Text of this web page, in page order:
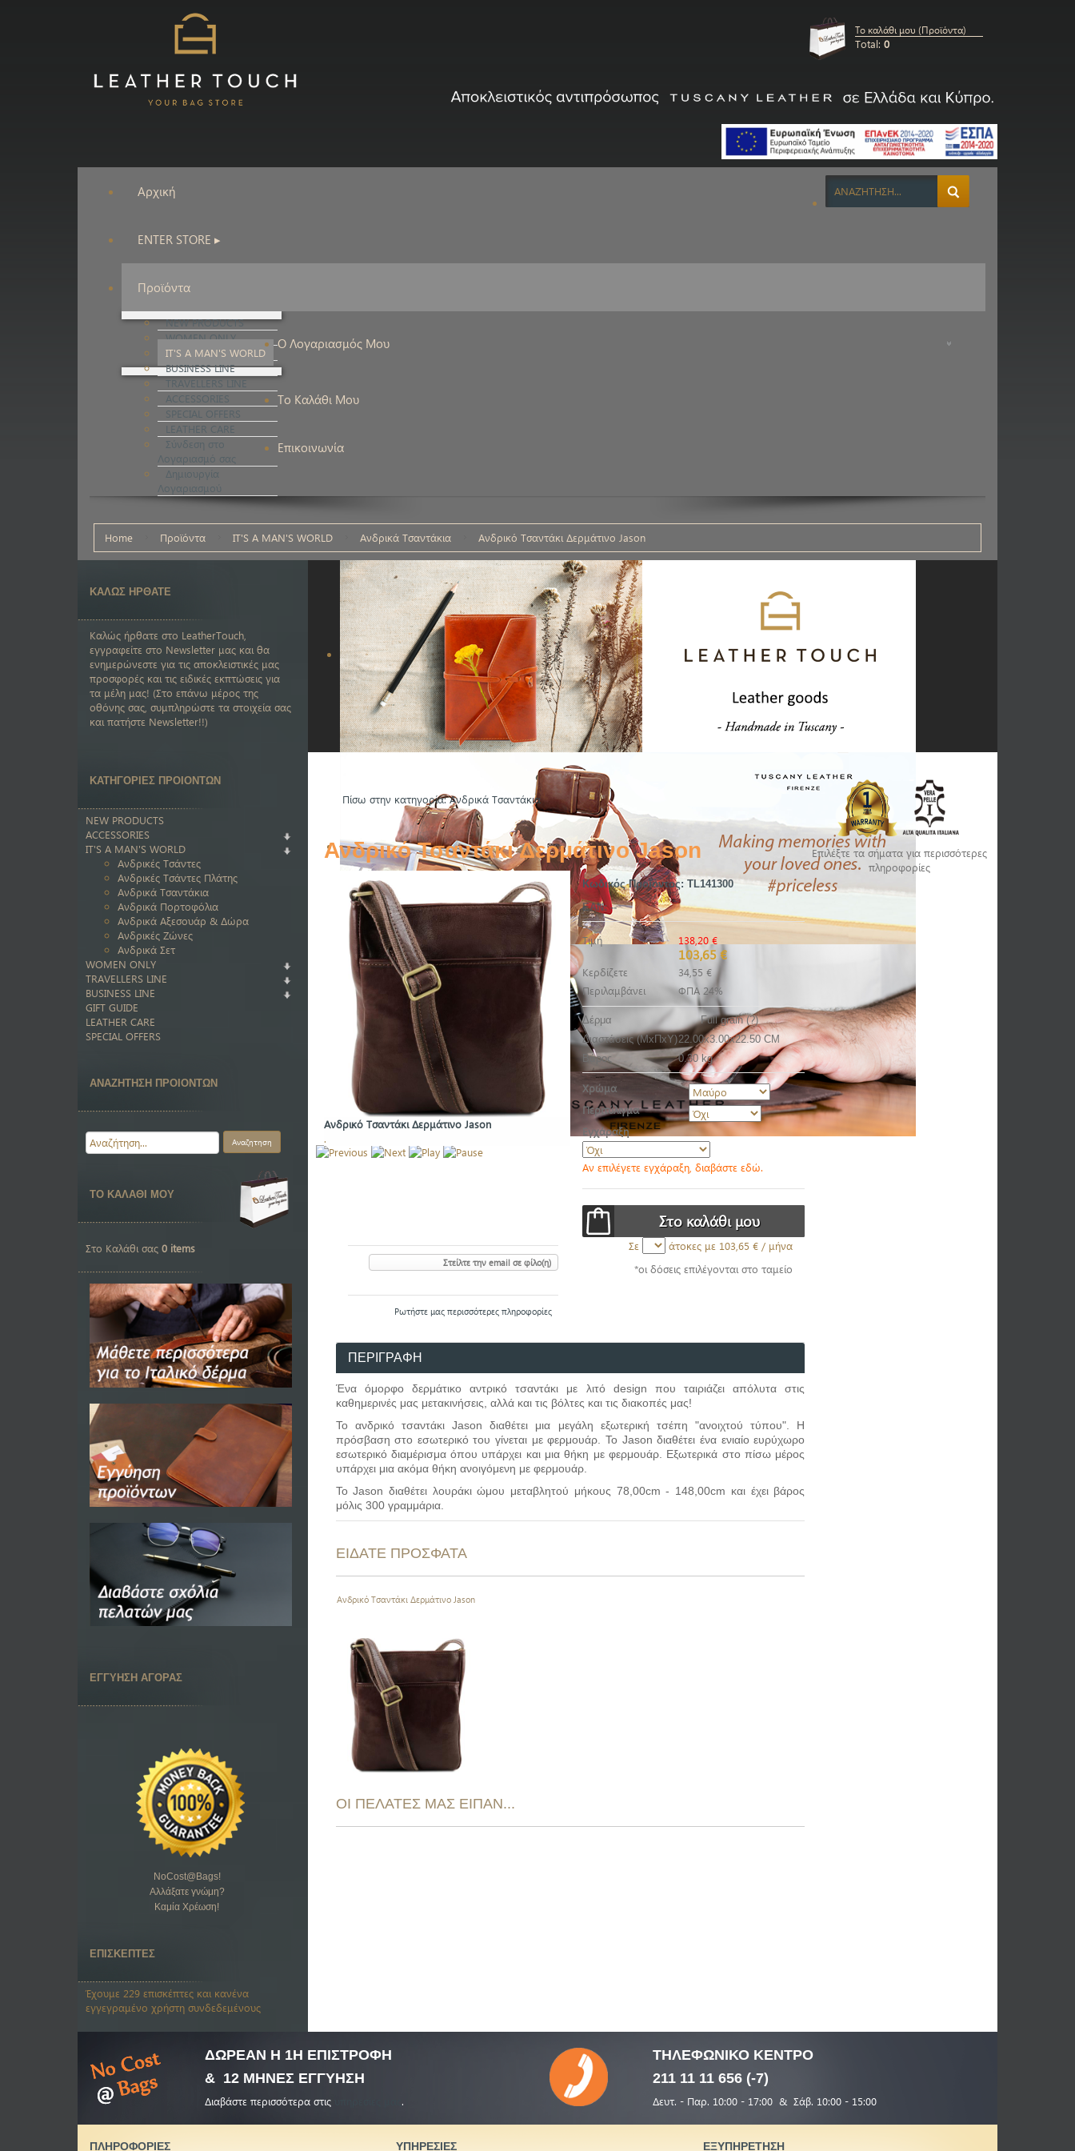
Το καλάθι μου (Προϊόντα)
Total: 0
Αρχική
ENTER STORE ▸
Προϊόντα
NEW PRODUCTS
WOMEN ONLY
IT'S A MAN'S WORLD
BUSINESS LINE
TRAVELLERS LINE
ACCESSORIES
SPECIAL OFFERS
LEATHER CARE
Ο Λογαριασμός Μου
Σύνδεση στο
Λογαριασμό σας
Δημιουργία
Λογαριασμού
Το Καλάθι Μου
Επικοινωνία
Home Προϊόντα IT'S A MAN'S WORLD Ανδρικά Τσαντάκια Ανδρικό Τσαντάκι Δερμάτινο Jason
ΚΑΛΩΣ ΗΡΘΑΤΕ
Καλώς ήρθατε στο LeatherTouch,
εγγραφείτε στο Newsletter μας και θα
ενημερώνεστε για τις αποκλειστικές μας
προσφορές και τις ειδικές εκπτώσεις για
τα μέλη μας! (Στο επάνω μέρος της
οθόνης σας, συμπληρώστε τα στοιχεία σας
και πατήστε Newsletter!!)
ΚΑΤΗΓΟΡΙΕΣ ΠΡΟΙΟΝΤΩΝ
NEW PRODUCTS
ACCESSORIES
IT'S A MAN'S WORLD
Ανδρικές Τσάντες
Ανδρικές Τσάντες Πλάτης
Ανδρικά Τσαντάκια
Ανδρικά Πορτοφόλια
Ανδρικά Αξεσουάρ & Δώρα
Ανδρικές Ζώνες
Ανδρικά Σετ
WOMEN ONLY
TRAVELLERS LINE
BUSINESS LINE
GIFT GUIDE
LEATHER CARE
SPECIAL OFFERS
ΑΝΑΖΗΤΗΣΗ ΠΡΟΙΟΝΤΩΝ
ΤΟ ΚΑΛΑΘΙ ΜΟΥ
Στο Καλάθι σας 0 items
ΕΓΓΥΗΣΗ ΑΓΟΡΑΣ
NoCost@Bags!
Αλλάξατε γνώμη?
Καμία Χρέωση!
ΕΠΙΣΚΕΠΤΕΣ
Έχουμε 229 επισκέπτες και κανένα
εγγεγραμένο χρήστη συνδεδεμένους
Πίσω στην κατηγορία: Ανδρικά Τσαντάκια
Ανδρικό Τσαντάκι Δερμάτινο Jason
Ανδρικό Τσαντάκι Δερμάτινο Jason
.
Κωδικός Προϊόντος: TL141300
EAN:--
Τιμή 138,20 €
103,65 €
Κερδίζετε
34,55 €
Περιλαμβάνει
ΦΠΑ 24%
Δέρμα
Full grain (?)
Διαστάσεις (ΜxΠxΥ)22.00x3.00x22.50 CM
Βάρος
0.30 kg
Χρώμα
Περιτύλιγμα
Εγχάραξη
Αν επιλέγετε εγχάραξη, διαβάστε εδώ.
Στείλτε την email σε φίλο(η)
Ρωτήστε μας περισσότερες πληροφορίες
Σε άτοκες με 103,65 € / μήνα
*οι δόσεις επιλέγονται στο ταμείο
ΠΕΡΙΓΡΑΦΗ
Ένα όμορφο δερμάτικο αντρικό τσαντάκι με λιτό design που ταιριάζει απόλυτα στις
καθημερινές μας μετακινήσεις, αλλά και τις βόλτες και τις διακοπές μας!
Το ανδρικό τσαντάκι Jason διαθέτει μια μεγάλη εξωτερική τσέπη "ανοιχτού τύπου". Η
πρόσβαση στο εσωτερικό του γίνεται με φερμουάρ. Το Jason διαθέτει ένα ενιαίο ευρύχωρο
εσωτερικό διαμέρισμα όπου υπάρχει και μια θήκη με φερμουάρ. Εξωτερικά στο πίσω μέρος
υπάρχει μια ακόμα θήκη ανοιγόμενη με φερμουάρ.
Το Jason διαθέτει λουράκι ώμου μεταβλητού μήκους 78,00cm - 148,00cm και έχει βάρος
μόλις 300 γραμμάρια.
ΕΙΔΑΤΕ ΠΡΟΣΦΑΤΑ
Ανδρικό Τσαντάκι Δερμάτινο Jason
ΟΙ ΠΕΛΑΤΕΣ ΜΑΣ ΕΙΠΑΝ...
Επιλέξτε τα σήματα για περισσότερες
πληροφορίες
ΔΩΡΕΑΝ Η 1Η ΕΠΙΣΤΡΟΦΗ
& 12 ΜΗΝΕΣ ΕΓΓΥΗΣΗ
Διαβάστε περισσότερα στις .
ΤΗΛΕΦΩΝΙΚΟΚΕΝΤΡΟ
211 11 11 656 (-7)
Δευτ. - Παρ. 10:00 - 17:00 & Σάβ. 10:00 - 15:00
ΠΛΗΡΟΦΟΡΙΕΣ ΥΠΗΡΕΣΙΕΣ ΕΞΥΠΗΡΕΤΗΣΗ